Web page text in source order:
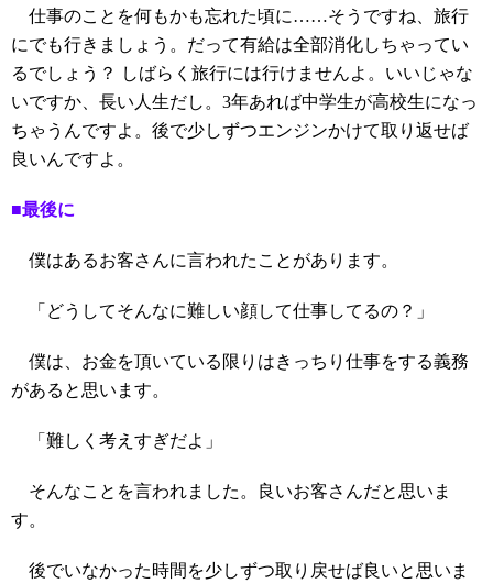
仕事のことを何もかも忘れた頃に……そうですね、旅行
にでも行きましょう。だって有給は全部消化しちゃってい
るでしょう？ しばらく旅行には行けませんよ。いいじゃな
いですか、長い人生だし。3年あれば中学生が高校生になっ
ちゃうんですよ。後で少しずつエンジンかけて取り返せば
良いんですよ。
■最後に
僕はあるお客さんに言われたことがあります。
「どうしてそんなに難しい顔して仕事してるの？」
僕は、お金を頂いている限りはきっちり仕事をする義務
があると思います。
「難しく考えすぎだよ」
そんなことを言われました。良いお客さんだと思いま
す。
後でいなかった時間を少しずつ取り戻せば良いと思いま